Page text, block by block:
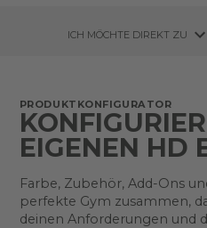
ICH MÖCHTE DIREKT ZU
PRODUKTKONFIGURATOR
EIGENEN HD
Farbe, Zubehör, Add-Ons
perfekte Gym zusammen,
deinen Anforderungen und